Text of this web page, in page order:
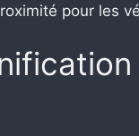
pour les